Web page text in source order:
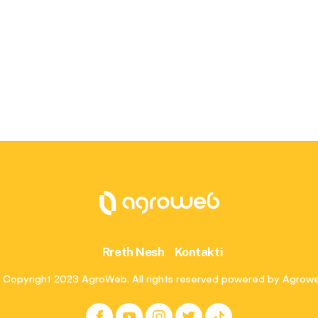
Rreth Nesh Kontakti
2023 AgroWeb. All rights reserved powered by